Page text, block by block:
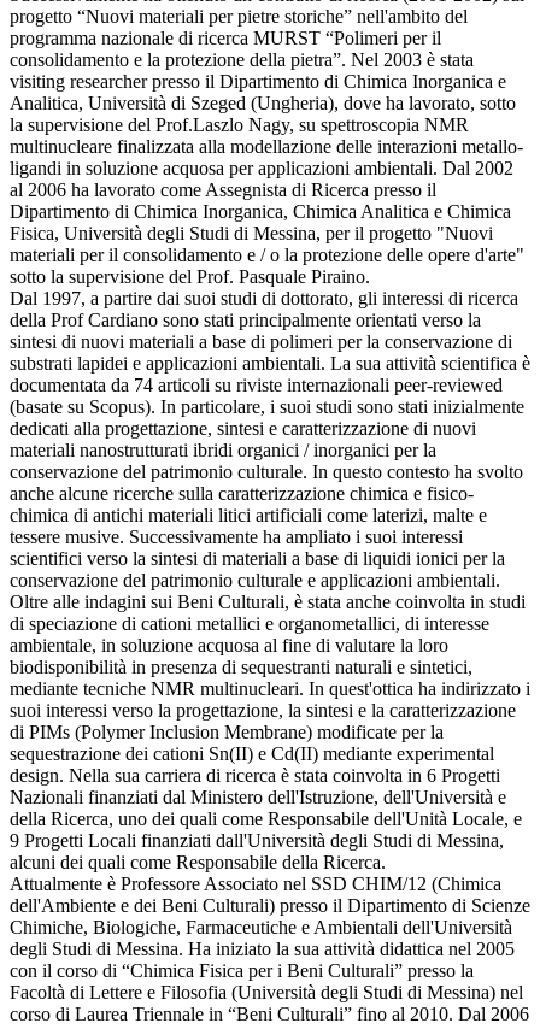
progetto “Nuovi materiali per pietre storiche” nell'ambito del
programma nazionale di ricerca MURST “Polimeri per il
consolidamento e la protezione della pietra”. Nel 2003 è stata
visiting researcher presso il Dipartimento di Chimica Inorganica e
Analitica, Università di Szeged (Ungheria), dove ha lavorato, sotto
la supervisione del Prof.Laszlo Nagy, su spettroscopia NMR
multinucleare finalizzata alla modellazione delle interazioni metallo-
ligandi in soluzione acquosa per applicazioni ambientali. Dal 2002
al 2006 ha lavorato come Assegnista di Ricerca presso il
Dipartimento di Chimica Inorganica, Chimica Analitica e Chimica
Fisica, Università degli Studi di Messina, per il progetto "Nuovi
materiali per il consolidamento e / o la protezione delle opere d'arte"
sotto la supervisione del Prof. Pasquale Piraino.
Dal 1997, a partire dai suoi studi di dottorato, gli interessi di ricerca
della Prof Cardiano sono stati principalmente orientati verso la
sintesi di nuovi materiali a base di polimeri per la conservazione di
substrati lapidei e applicazioni ambientali. La sua attività scientifica è
documentata da 74 articoli su riviste internazionali peer-reviewed
(basate su Scopus). In particolare, i suoi studi sono stati inizialmente
dedicati alla progettazione, sintesi e caratterizzazione di nuovi
materiali nanostrutturati ibridi organici / inorganici per la
conservazione del patrimonio culturale. In questo contesto ha svolto
anche alcune ricerche sulla caratterizzazione chimica e fisico-
chimica di antichi materiali litici artificiali come laterizi, malte e
tessere musive. Successivamente ha ampliato i suoi interessi
scientifici verso la sintesi di materiali a base di liquidi ionici per la
conservazione del patrimonio culturale e applicazioni ambientali.
Oltre alle indagini sui Beni Culturali, è stata anche coinvolta in studi
di speciazione di cationi metallici e organometallici, di interesse
ambientale, in soluzione acquosa al fine di valutare la loro
biodisponibilità in presenza di sequestranti naturali e sintetici,
mediante tecniche NMR multinucleari. In quest'ottica ha indirizzato i
suoi interessi verso la progettazione, la sintesi e la caratterizzazione
di PIMs (Polymer Inclusion Membrane) modificate per la
sequestrazione dei cationi Sn(II) e Cd(II) mediante experimental
design. Nella sua carriera di ricerca è stata coinvolta in 6 Progetti
Nazionali finanziati dal Ministero dell'Istruzione, dell'Università e
della Ricerca, uno dei quali come Responsabile dell'Unità Locale, e
9 Progetti Locali finanziati dall'Università degli Studi di Messina,
alcuni dei quali come Responsabile della Ricerca.
Attualmente è Professore Associato nel SSD CHIM/12 (Chimica
dell'Ambiente e dei Beni Culturali) presso il Dipartimento di Scienze
Chimiche, Biologiche, Farmaceutiche e Ambientali dell'Università
degli Studi di Messina. Ha iniziato la sua attività didattica nel 2005
con il corso di “Chimica Fisica per i Beni Culturali” presso la
Facoltà di Lettere e Filosofia (Università degli Studi di Messina) nel
corso di Laurea Triennale in “Beni Culturali” fino al 2010. Dal 2006